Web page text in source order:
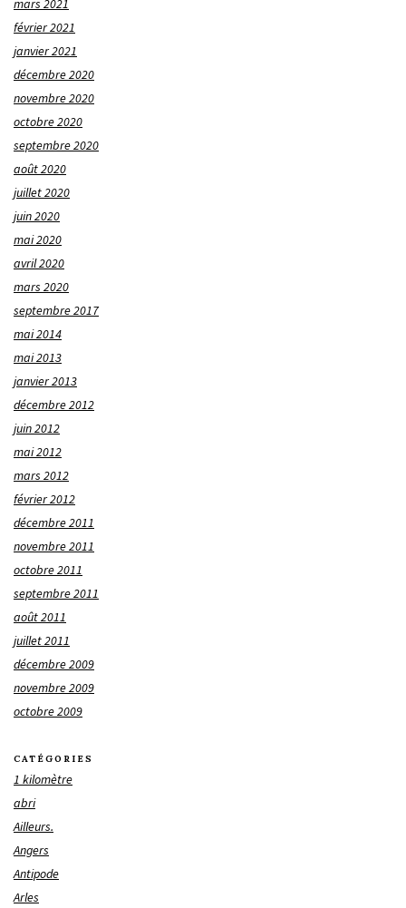
mars 2021
février 2021
janvier 2021
décembre 2020
novembre 2020
octobre 2020
septembre 2020
août 2020
juillet 2020
juin 2020
mai 2020
avril 2020
mars 2020
septembre 2017
mai 2014
mai 2013
janvier 2013
décembre 2012
juin 2012
mai 2012
mars 2012
février 2012
décembre 2011
novembre 2011
octobre 2011
septembre 2011
août 2011
juillet 2011
décembre 2009
novembre 2009
octobre 2009
CATÉGORIES
1 kilomètre
abri
Ailleurs.
Angers
Antipode
Arles